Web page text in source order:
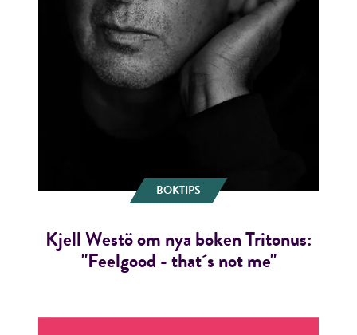
BOKTIPS
Kjell Westö om nya boken Tritonus:
"Feelgood - that´s not me"